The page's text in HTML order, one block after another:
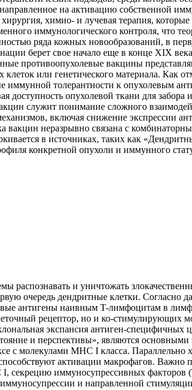
на активацию собственной
химио- и лучевая терапия,
иммунологического контроля, что
ряда кожных новообразований, в
берет свое начало еще в конце XIX
противоопухолевые вакцины
или генетического материала. Как
иммунной толерантности к опухолевым
доступность опухолевой ткани для забора
служит понимание сложного
включая снижение экспрессии
неразрывно связана с
в источниках, таких как
конкретной опухоли и иммунного
и уничтожать
очередь дендритные клетки. Согласно
антигены наивным T-лимфоцитам в
рецептор, но и ко-стимулирующих
экспансия антиген-специфичных
и перспективы», являются
с молекулами MHC I класса. Параллельно
активации макрофагов. Важно
I, секрецию иммуносупрессивных
и направленной